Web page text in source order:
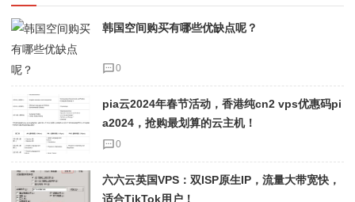
韩国空间购买有哪些优缺点呢？
0
pia云2024年春节活动，香港纯cn2 vps优惠码pi
a2024，抢购最划算的云主机！
0
六六云英国VPS：双ISP原生IP，流量大带宽快，
适合TikTok用户！